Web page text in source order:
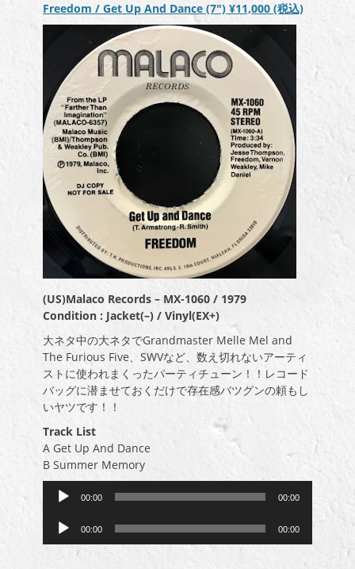
Freedom / Get Up And Dance (7″) ¥11,000 (税込)
(US)Malaco Records – MX-1060 / 1979
Condition : Jacket(–) / Vinyl(EX+)
大ネタ中の大ネタでGrandmaster Melle Mel and
The Furious Five、SWVなど、数え切れないアーティ
ストに使われまくったパーティチューン！！レコード
バッグに潜ませておくだけで存在感バツグンの頼もし
いヤツです！！
Track List
A Get Up And Dance
B Summer Memory
00:00 00:00
00:00 00:00